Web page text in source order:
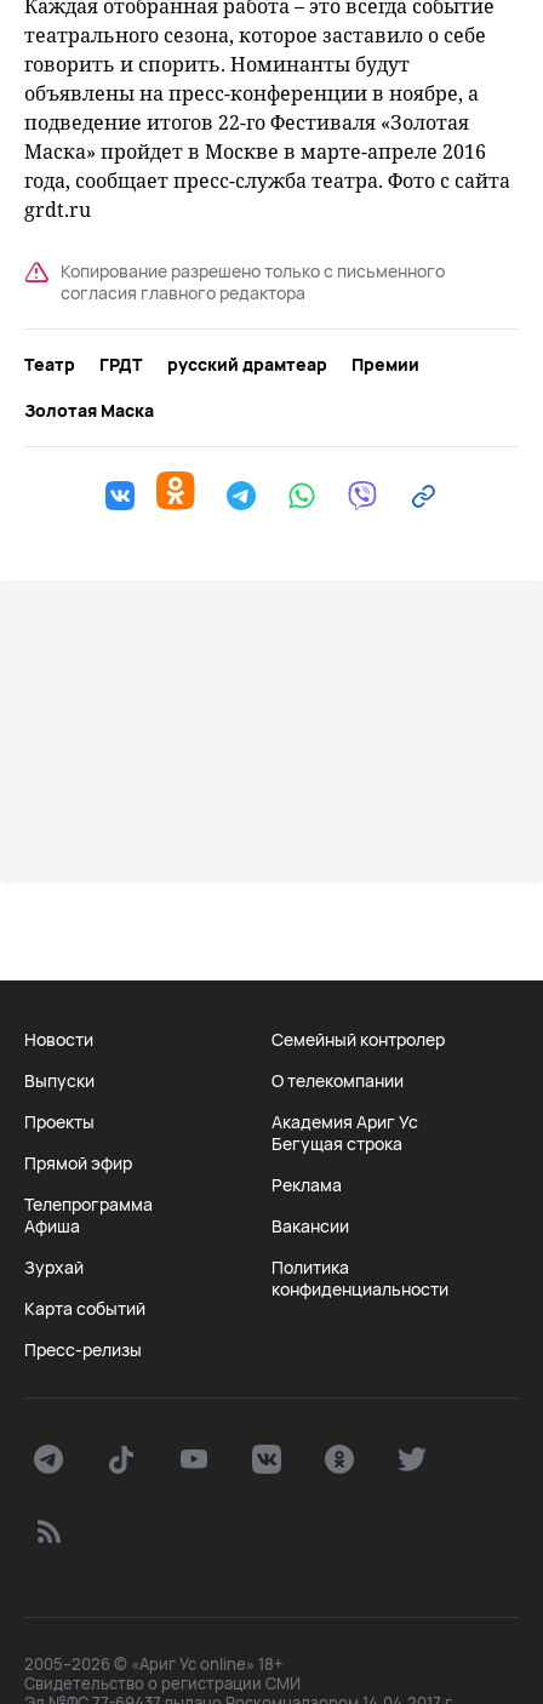
Каждая отобранная работа – это всегда событие
театрального сезона, которое заставило о себе
говорить и спорить. Номинанты будут
объявлены на пресс-конференции в ноябре, а
подведение итогов 22-го Фестиваля «Золотая
Маска» пройдет в Москве в марте-апреле 2016
года, сообщает пресс-служба театра. Фото с сайта
grdt.ru
Копирование разрешено только с письменного
согласия главного редактора
Театр ГРДТ русский драмтеар
Премии
Золотая Маска
Новости
Выпуски
Проекты
Прямой эфир
Телепрограмма
Афиша
Зурхай
Карта событий
Пресс-релизы
Семейный контролер
О телекомпании
Академия Ариг Ус
Бегущая строка
Реклама
Вакансии
Политика
конфиденциальности
2005–2026 © «Ариг Ус online» 18+
Свидетельство о регистрации СМИ